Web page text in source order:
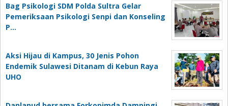
Bag Psikologi SDM Polda Sultra Gelar
Pemeriksaan Psikologi Senpi dan Konseling
P…
‎Aksi Hijau di Kampus, 30 Jenis Pohon
Endemik Sulawesi Ditanam di Kebun Raya
UHO